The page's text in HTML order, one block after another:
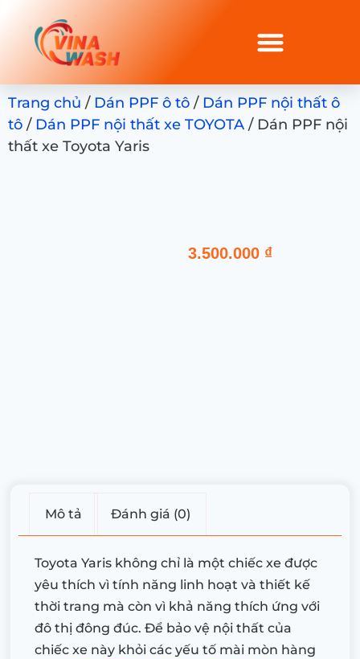
Trang chủ / Dán PPF ô tô / Dán PPF nội thất ô
tô / Dán PPF nội thất xe TOYOTA / Dán PPF nội
thất xe Toyota Yaris
3.500.000 ₫
Mô tả Đánh giá (0)
Toyota Yaris không chỉ là một chiếc xe được
yêu thích vì tính năng linh hoạt và thiết kế
thời trang mà còn vì khả năng thích ứng với
đô thị đông đúc. Để bảo vệ nội thất của
chiếc xe này khỏi các yếu tố mài mòn hàng